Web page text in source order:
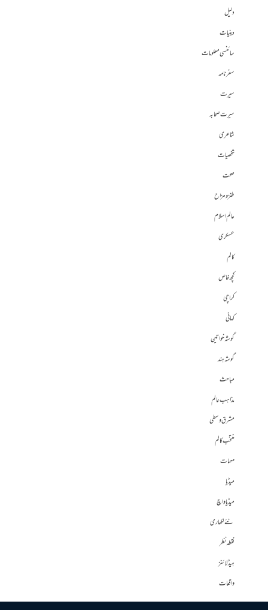
دلیل
دینیات
سائنسی معلومات
سفرنامہ
سیرت
سیرت صحابہ
شاعری
شخصیات
صحت
طنز و مزاح
عالم اسلام
عسکری
کالم
کچھ خاص
کراچی
کہانی
گوشہ خواتین
گوشہ ہند
مباحث
مذاہب عالم
مشرق وسطی
منتخب کالم
مہمات
میڈیا
میڈیا واچ
نئے لکھاری
نقطہ نظر
ہیڈلائنز
واقعات